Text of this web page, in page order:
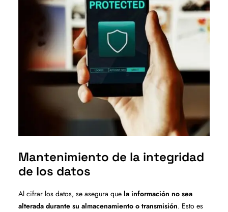
Mantenimiento de la integridad
de los datos
Al cifrar los datos, se asegura que la información no sea
alterada durante su almacenamiento o transmisión. Esto es